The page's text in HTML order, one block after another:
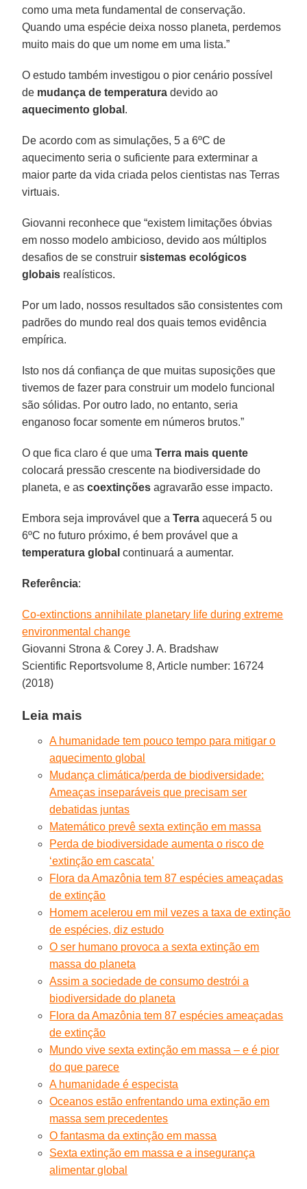
como uma meta fundamental de conservação.
Quando uma espécie deixa nosso planeta, perdemos
muito mais do que um nome em uma lista.”
O estudo também investigou o pior cenário possível
de mudança de temperatura devido ao
aquecimento global .
De acordo com as simulações, 5 a 6ºC de
aquecimento seria o suficiente para exterminar a
maior parte da vida criada pelos cientistas nas Terras
virtuais.
Giovanni reconhece que “existem limitações óbvias
em nosso modelo ambicioso, devido aos múltiplos
desafios de se construirsistemas ecológicos
globais realísticos.
Por um lado, nossos resultados são consistentes com
padrões do mundo real dos quais temos evidência
empírica.
Isto nos dá confiança de que muitas suposições que
tivemos de fazer para construir um modelo funcional
são sólidas. Por outro lado, no entanto, seria
enganoso focar somente em números brutos.”
O que fica claro é que umaTerra mais quente
colocará pressão crescente na biodiversidade do
planeta, e ascoextinções agravarão esse impacto.
Embora seja improvável que aTerra aquecerá 5 ou
6ºC no futuro próximo, é bem provável que a
temperatura global continuará a aumentar.
Referência:
Co-extinctions annihilate planetary life during extreme
environmental change
Giovanni Strona & Corey J. A. Bradshaw
Scientific Reportsvolume 8, Article number: 16724
(2018)
Leia mais
A humanidade tem pouco tempo para mitigar o
aquecimento global
Mudança climática/perda de biodiversidade:
Ameaças inseparáveis que precisam ser
debatidas juntas
Matemático prevê sexta extinção em massa
Perda de biodiversidade aumenta o risco de
‘extinção em cascata’
Flora da Amazônia tem 87 espécies ameaçadas
de extinção
Homem acelerou em mil vezes a taxa de extinção
de espécies, diz estudo
O ser humano provoca a sexta extinção em
massa do planeta
Assim a sociedade de consumo destrói a
biodiversidade do planeta
Flora da Amazônia tem 87 espécies ameaçadas
de extinção
Mundo vive sexta extinção em massa – e é pior
do que parece
A humanidade é especista
Oceanos estão enfrentando uma extinção em
massa sem precedentes
O fantasma da extinção em massa
Sexta extinção em massa e a insegurança
alimentar global